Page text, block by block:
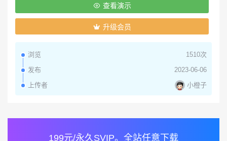
查看演示
升级会员
浏览
1510次
发布
2023-06-06
上传者 小橙子
199元/永久SVIP。全站任意下载